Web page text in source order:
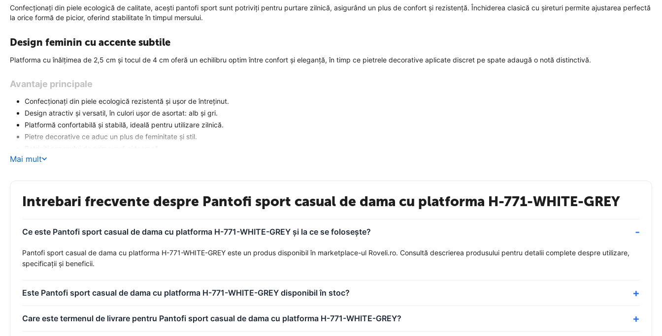
Confecționați din piele ecologică de calitate, acești pantofi sport sunt potriviți pentru purtare zilnică, asigurând un plus de confort și rezistență. Închiderea clasică cu șireturi permite ajustarea perfectă
la orice formă de picior, oferind stabilitate în timpul mersului.
Design feminin cu accente subtile
Platforma cu înălțimea de 2,5 cm și tocul de 4 cm oferă un echilibru optim între confort și eleganță, în timp ce pietrele decorative aplicate discret pe spate adaugă o notă distinctivă.
Avantaje principale
Confecționați din piele ecologică rezistentă și ușor de întreținut.
Design atractiv și versatil, în culori ușor de asortat: alb și gri.
Platformă confortabilă și stabilă, ideală pentru utilizare zilnică.
Pietre decorative ce aduc un plus de feminitate și stil.
Potriviți sezonului de primavară și toamnă.
Acești pantofi sport sunt ideali pentru femeile active și moderne, care apreciază confortul, dar nu doresc să renunțe la aspectul elegant și îngrijit al ținutelor casual de zi cu zi. Modelul este potrivit atât
Comandă astăzi pantofii sport casual de damă H-771 și bucură-te de pasul tău confortabil și modern!
Mai mult
Intrebari frecvente despre Pantofi sport casual de dama cu platforma H-771-WHITE-GREY
Ce este Pantofi sport casual de dama cu platforma H-771-WHITE-GREY și la ce se folosește?
Pantofi sport casual de dama cu platforma H-771-WHITE-GREY este un produs disponibil în marketplace-ul Roveli.ro. Consultă descrierea produsului pentru detalii complete despre utilizare,
specificații și beneficii.
Este Pantofi sport casual de dama cu platforma H-771-WHITE-GREY disponibil în stoc?
Care este termenul de livrare pentru Pantofi sport casual de dama cu platforma H-771-WHITE-GREY?